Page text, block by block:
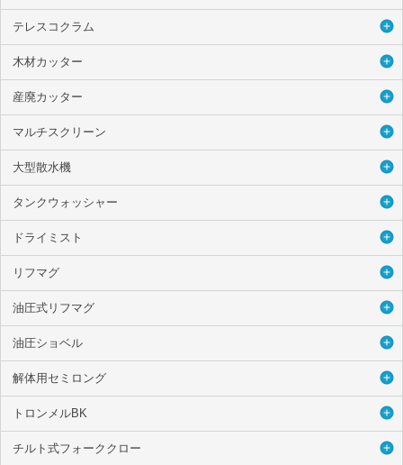
テレスコクラム
木材カッター
産廃カッター
マルチスクリーン
大型散水機
タンクウォッシャー
ドライミスト
リフマグ
油圧式リフマグ
油圧ショベル
解体用セミロング
トロンメルBK
チルト式フォーククロー